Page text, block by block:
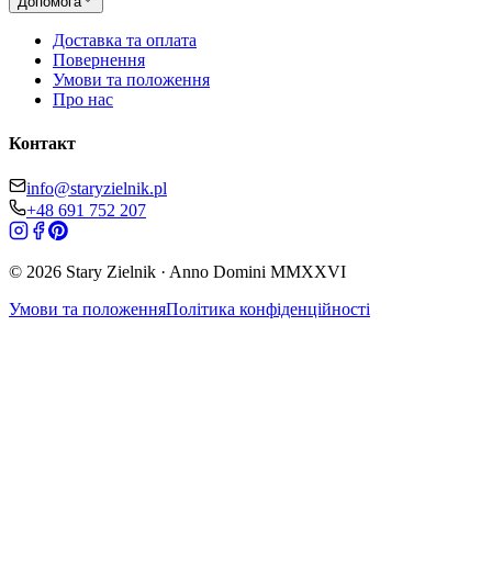
Доставка та оплата
Повернення
Умови та положення
Про нас
Контакт
info@staryzielnik.pl
+48 691 752 207
© 2026 Stary Zielnik · Anno Domini MMXXVI
Умови та положенняПолітика конфіденційності